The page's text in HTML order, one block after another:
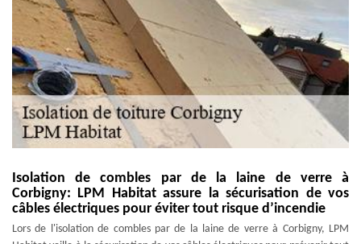
Isolation de combles par de la laine de verre à
Corbigny: LPM Habitat assure la sécurisation de vos
câbles électriques pour éviter tout risque d’incendie
Lors de l'isolation de combles par de la laine de verre à Corbigny, LPM